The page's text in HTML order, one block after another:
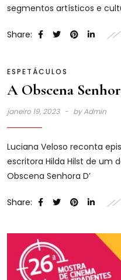
segmentos artísticos e
Share:
ESPETÁCULOS
A Obscena
janeiro 19, 2023 byAdmin
Luciana Veloso reconta
escritora Hilda Hilst de um
Obscena Senhora D’
Share: